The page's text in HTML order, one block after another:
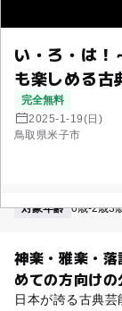
い・ろ・は！
も楽しめる古
完全無料
2025-1-19(日)
鳥取県米子市
対象年齢 0歳-2歳3
神楽・雅楽・
めての方向けの
日本が誇る古典